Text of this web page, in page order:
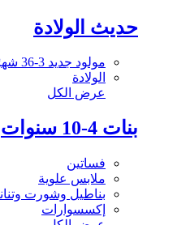
حديث الولادة
مولود جديد 3-36 شهرًا
الولادة
عرض الكل
بنات 4-10 سنوات
فساتين
ملابس علوية
بناطيل وشورت
إكسسوارات